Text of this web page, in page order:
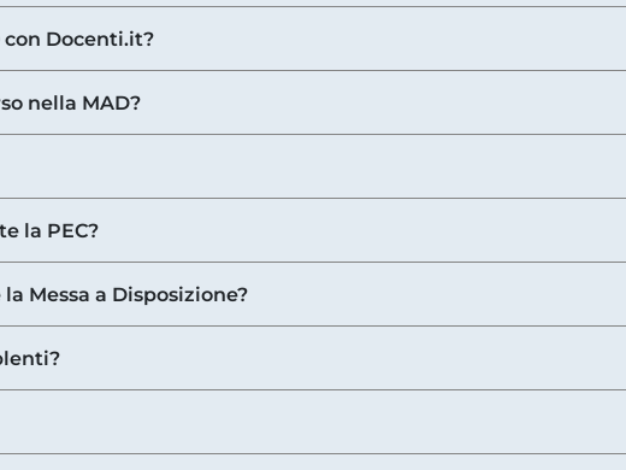
con Docenti.it?
nella MAD?
la PEC?
Messa a Disposizione?